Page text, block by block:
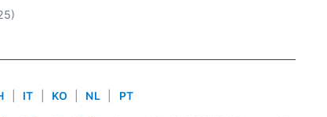
IT KO NL PT